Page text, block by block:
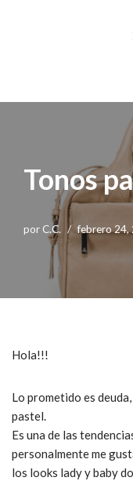
Tonos
por C.C. febrero 24,
Hola!!!
Lo prometido es
pastel.
Es una de las
personalmente me
los looks lady y baby